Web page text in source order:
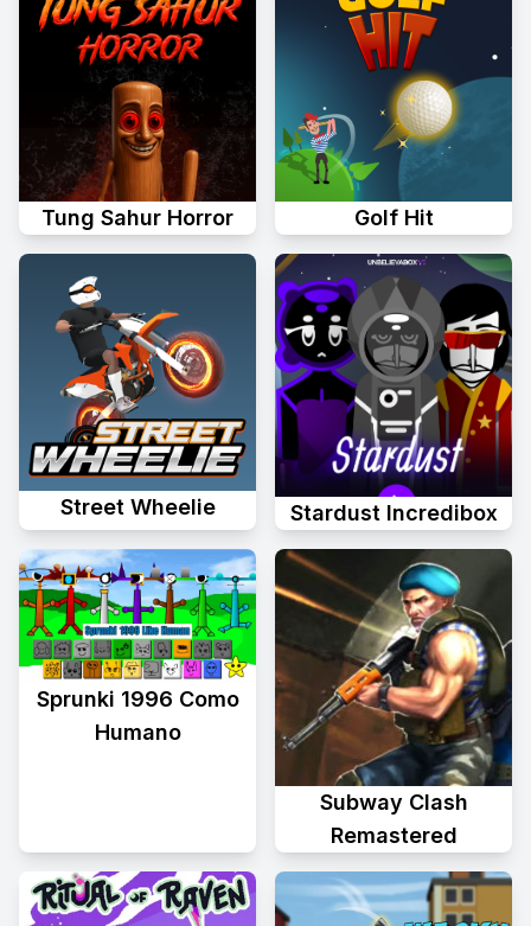
Tung Sahur Horror Golf Hit
Street Wheelie Stardust Incredibox
Sprunki 1996 Como
Humano
Subway Clash
Remastered